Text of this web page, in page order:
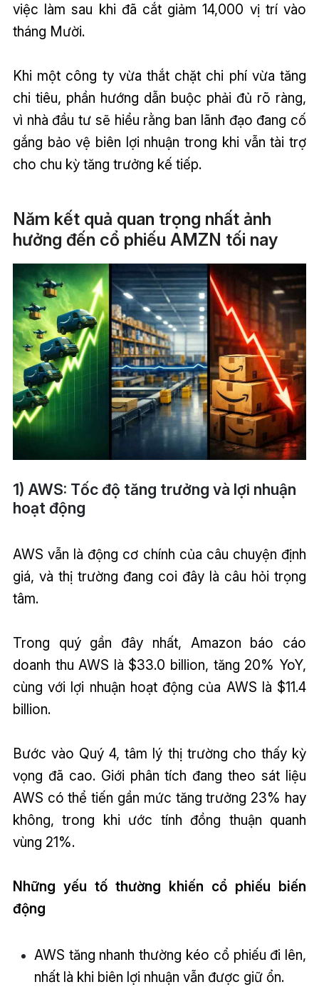
việc làm sau khi đã cắt giảm 14,000 vị trí vào
tháng Mười.
Khi một công ty vừa thắt chặt chi phí vừa tăng
chi tiêu, phần hướng dẫn buộc phải đủ rõ ràng,
vì nhà đầu tư sẽ hiểu rằng ban lãnh đạo đang cố
gắng bảo vệ biên lợi nhuận trong khi vẫn tài trợ
cho chu kỳ tăng trưởng kế tiếp.
Năm kết quả quan trọng nhất ảnh
hưởng đến cổ phiếu AMZN tối nay
1) AWS: Tốc độ tăng trưởng và lợi nhuận
hoạt động
AWS vẫn là động cơ chính của câu chuyện định
giá, và thị trường đang coi đây là câu hỏi trọng
tâm.
Trong quý gần đây nhất, Amazon báo cáo
doanh thu AWS là $33.0 billion, tăng 20% YoY,
cùng với lợi nhuận hoạt động của AWS là $11.4
billion.
Bước vào Quý 4, tâm lý thị trường cho thấy kỳ
vọng đã cao. Giới phân tích đang theo sát liệu
AWS có thể tiến gần mức tăng trưởng 23% hay
không, trong khi ước tính đồng thuận quanh
vùng 21%.
Những yếu tố thường khiến cổ phiếu biến
động
AWS tăng nhanh thường kéo cổ phiếu đi lên,
nhất là khi biên lợi nhuận vẫn được giữ ổn.